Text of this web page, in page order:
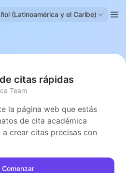
(Latinoamérica y el Caribe)
citas rápidas
Team
la página web que estás
de cita académica
crear citas precisas con
Comenzar